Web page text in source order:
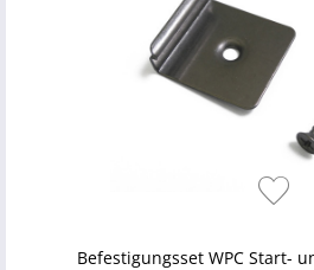
Befestigungsset WPC Start-